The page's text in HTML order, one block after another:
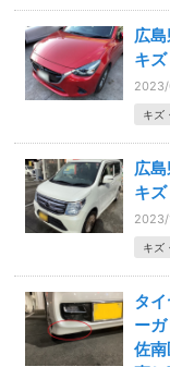
広
キ
キズ
広
キ
2023/
キズ
タ
ー
佐